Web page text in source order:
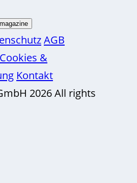
AGB
Cookies &
Kontakt
2026 All rights